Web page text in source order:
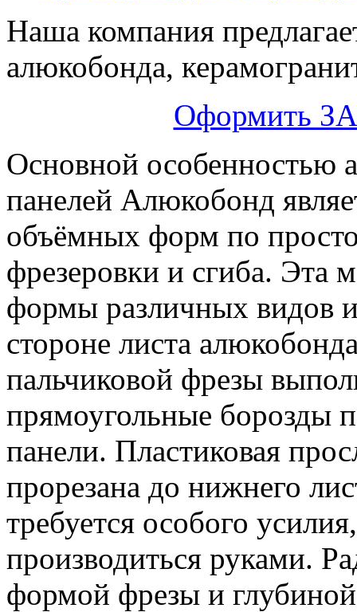
Наша компания
алюкобонда,
Оформить
Основной особенностью
панелей Алюкобонд
объёмных форм по
фрезеровки и сгиба. Эта
формы различных видов
стороне листа
пальчиковой фрезы
прямоугольные борозды
панели. Пластиковая
прорезана до нижнего
требуется особого
производиться руками.
формой фрезы и